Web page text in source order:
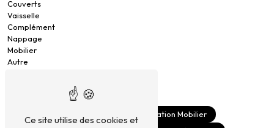
Couverts
Vaisselle
Complément
Nappage
Mobilier
Autre
Location Mobilier
Ce site utilise des cookies et